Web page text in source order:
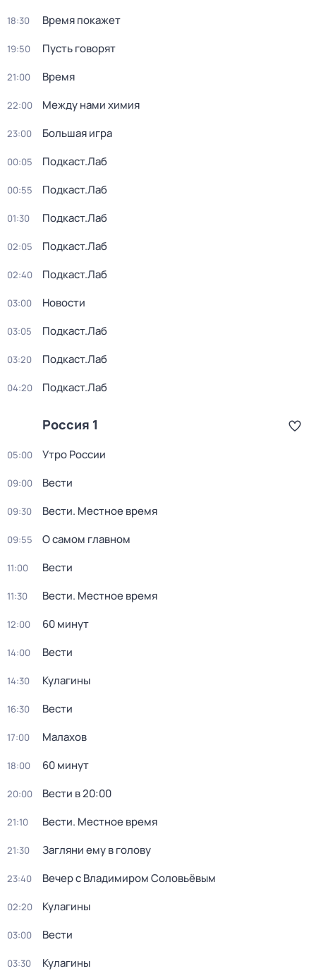
18:30 Время покажет
19:50 Пусть говорят
21:00 Время
22:00 Между нами химия
23:00 Большая игра
00:05 Подкаст.Лаб
00:55 Подкаст.Лаб
01:30 Подкаст.Лаб
02:05 Подкаст.Лаб
02:40 Подкаст.Лаб
03:00 Новости
03:05 Подкаст.Лаб
03:20 Подкаст.Лаб
04:20 Подкаст.Лаб
Россия 1
05:00 Утро России
09:00 Вести
09:30 Вести. Местное время
09:55 О самом главном
11:00 Вести
11:30 Вести. Местное время
12:00 60 минут
14:00 Вести
14:30 Кулагины
16:30 Вести
17:00 Малахов
18:00 60 минут
20:00 Вести в 20:00
21:10 Вести. Местное время
21:30 Загляни ему в голову
23:40 Вечер с Владимиром Соловьёвым
02:20 Кулагины
03:00 Вести
03:30 Кулагины